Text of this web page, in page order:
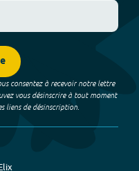
consentez à recevoir notre lettre
vous désinscrire à tout moment
liens de désinscription.